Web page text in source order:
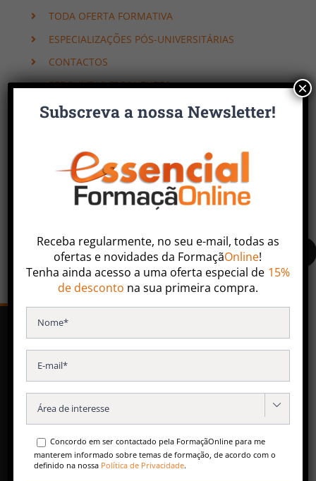
TODA OFERTA FORMATIVA
ESPECIALIZAÇÕES PÓS-UNIVERSITÁRIAS
CONTACTOS
PERGUNTAS FREQUENTES
Faça uma pesquisa ou entre em contacto com nossa
equipa especializada.
SERVIÇOS
Especializações Pós-Universitárias
Formação para Empresas
Conteúdos Gratuitos
Subscreva a nossa Newsletter!
Receba regularmente, no seu e-mail, todas as
ofertas e novidades da FormaçãOnline!
Tenha ainda acesso a uma oferta especial de 15%
de desconto na sua primeira compra.

Concordo em ser contactado pela FormaçãOnline para me
manterem informado sobre temas de formação, de acordo com o
definido na nossa Política de Privacidade.
×